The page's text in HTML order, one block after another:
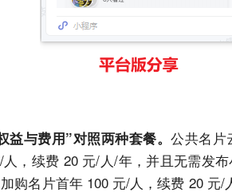
益与费用”对照两种套餐。公共名片
人，续费 20 元/人/年，并且无需发
购名片首年 100 元/人，续费 20 元